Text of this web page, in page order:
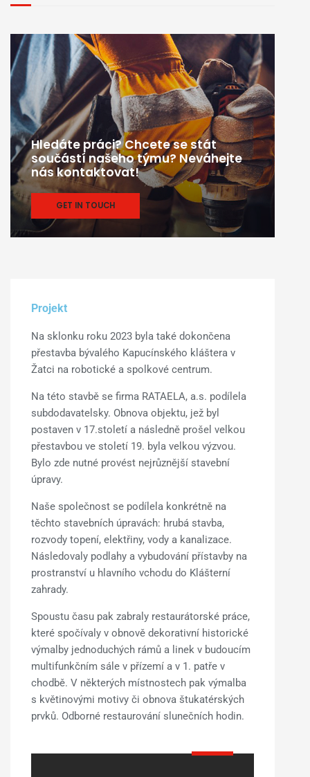
Hledáte práci? Chcete se stát
součástí našeho týmu? Neváhejte
nás kontaktovat!
GET IN TOUCH
Projekt
Na sklonku roku 2023 byla také dokončena
přestavba bývalého Kapucínského kláštera v
Žatci na robotické a spolkové centrum.
Na této stavbě se firma RATAELA, a.s. podílela
subdodavatelsky. Obnova objektu, jež byl
postaven v 17.století a následně prošel velkou
přestavbou ve století 19. byla velkou výzvou.
Bylo zde nutné provést nejrůznější stavební
úpravy.
Naše společnost se podílela konkrétně na
těchto stavebních úpravách: hrubá stavba,
rozvody topení, elektřiny, vody a kanalizace.
Následovaly podlahy a vybudování přístavby na
prostranství u hlavního vchodu do Klášterní
zahrady.
Spoustu času pak zabraly restaurátorské práce,
které spočívaly v obnově dekorativní historické
výmalby jednoduchých rámů a linek v budoucím
multifunkčním sále v přízemí a v 1. patře v
chodbě. V některých místnostech pak výmalba
s květinovými motivy či obnova štukatérských
prvků. Odborné restaurování slunečních hodin.